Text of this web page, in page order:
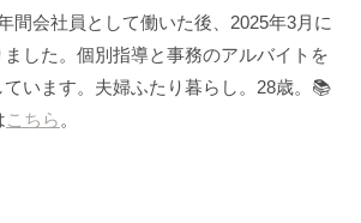
間会社員として働いた後、2025年3月に
した。個別指導と事務のアルバイトを
ています。夫婦ふたり暮らし。28歳。📚
こちら 。